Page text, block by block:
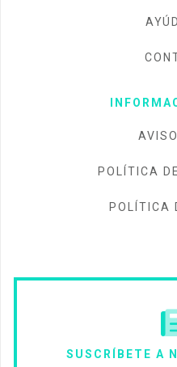
POLÍTICA
POLÍTICA
SUSCRÍBETE A